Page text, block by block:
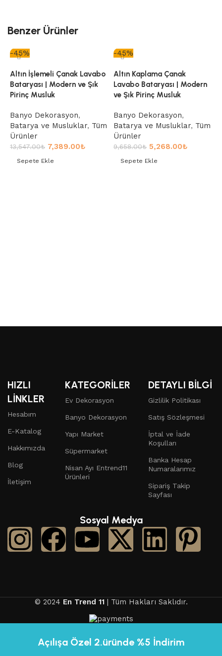
Benzer Ürünler
-45%
Altın İşlemeli Çanak Lavabo
Bataryası | Modern ve Şık
Pirinç Musluk
Banyo Dekorasyon,
Batarya ve Musluklar, Tüm
Ürünler
13,547.00₺ 7,389.00₺
Sepete Ekle
-45%
Altın Kaplama Çanak
Lavabo Bataryası | Modern
ve Şık Pirinç Musluk
Banyo Dekorasyon,
Batarya ve Musluklar, Tüm
Ürünler
9,658.00₺ 5,268.00₺
Sepete Ekle
HIZLI
LİNKLER
Hesabım
E-Katalog
Hakkımızda
Blog
İletişim
KATEGORİLER
Ev Dekorasyon
Banyo Dekorasyon
Yapı Market
Süpermarket
Nisan Ayı Entrend11
Ürünleri
DETAYLI BİLGİ
Gizlilik Politikası
Satış Sözleşmesi
İptal ve İade
Koşulları
Banka Hesap
Numaralarımız
Sipariş Takip
Sayfası
Sosyal Medya
© 2024 En Trend 11 | Tüm Hakları Saklıdır.
Açılışa Özel 2.üründe %5 İndirim